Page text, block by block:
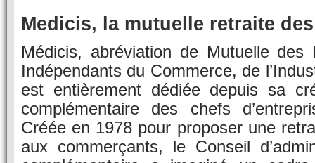
Medicis, la mutuelle retraite
Médicis, abréviation de Mutuelle des
Indépendants du Commerce, de
est entièrement dédiée depuis sa
complémentaire des chefs
Créée en 1978 pour proposer une
aux commerçants, le Conseil